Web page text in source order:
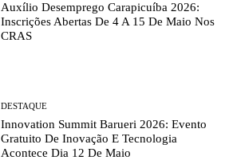
Auxílio Desemprego Carapicuíba 2026:
Inscrições Abertas De 4 A 15 De Maio Nos
CRAS
DESTAQUE
Innovation Summit Barueri 2026: Evento
Gratuito De Inovação E Tecnologia
Acontece Dia 12 De Maio